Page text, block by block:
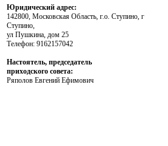
Юридический адрес:
142800, Московская Область, г.о. Ступино, г
Ступино,
ул Пушкина, дом 25
Телефон: 9162157042
Настоятель, председатель
приходского совета:
Ряполов Евгений Ефимович